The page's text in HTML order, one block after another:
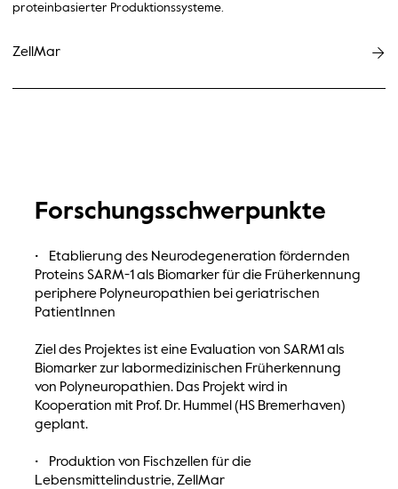
proteinbasierter Produktionssysteme.
ZellMar
Forschungsschwerpunkte
• Etablierung des Neurodegeneration fördernden
Proteins SARM-1 als Biomarker für die Früherkennung
periphere Polyneuropathien bei geriatrischen
PatientInnen
Ziel des Projektes ist eine Evaluation von SARM1 als
Biomarker zur labormedizinischen Früherkennung
von Polyneuropathien. Das Projekt wird in
Kooperation mit Prof. Dr. Hummel (HS Bremerhaven)
geplant.
• Produktion von Fischzellen für die
Lebensmittelindustrie, ZellMar